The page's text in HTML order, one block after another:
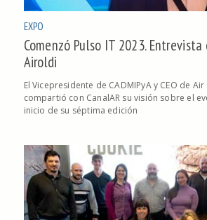
EXPO
Comenzó Pulso IT 2023.
Airoldi
El Vicepresidente de CADMIPyA y CEO de
compartió con CanalAR su visión sobre el
inicio de su séptima edición